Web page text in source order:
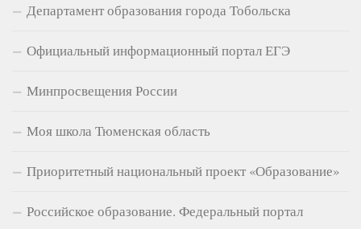
Департамент образования города Тобольска
Официальный информационный портал ЕГЭ
Минпросвещения России
Моя школа Тюменская область
Приоритетный национальный проект «Образование»
Российское образование. Федеральный портал